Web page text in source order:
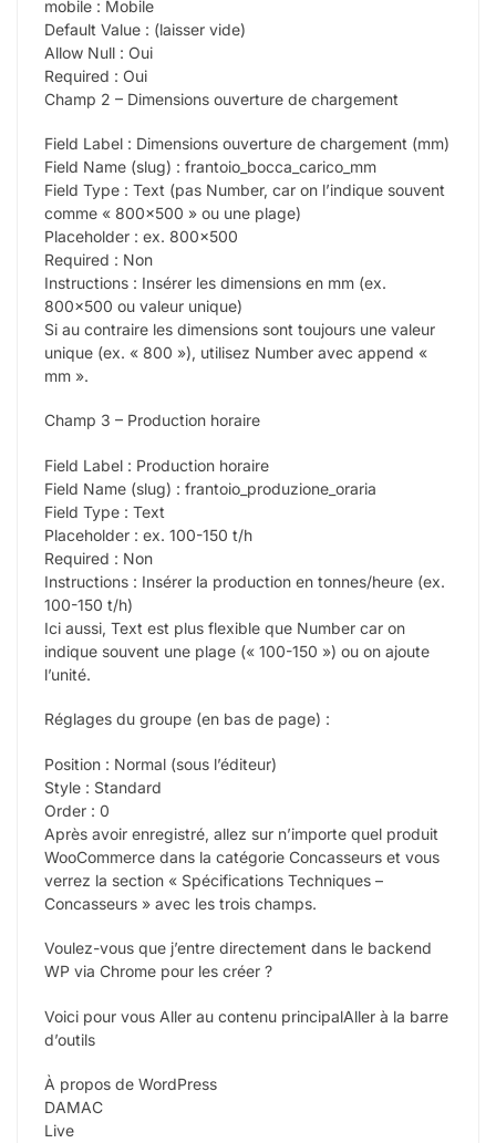
mobile : Mobile
Default Value : (laisser vide)
Allow Null : Oui
Required : Oui
Champ 2 – Dimensions ouverture de chargement
Field Label : Dimensions ouverture de chargement (mm)
Field Name (slug) : frantoio_bocca_carico_mm
Field Type : Text (pas Number, car on l’indique souvent
comme « 800×500 » ou une plage)
Placeholder : ex. 800×500
Required : Non
Instructions : Insérer les dimensions en mm (ex.
800×500 ou valeur unique)
Si au contraire les dimensions sont toujours une valeur
unique (ex. « 800 »), utilisez Number avec append «
mm ».
Champ 3 – Production horaire
Field Label : Production horaire
Field Name (slug) : frantoio_produzione_oraria
Field Type : Text
Placeholder : ex. 100-150 t/h
Required : Non
Instructions : Insérer la production en tonnes/heure (ex.
100-150 t/h)
Ici aussi, Text est plus flexible que Number car on
indique souvent une plage (« 100-150 ») ou on ajoute
l’unité.
Réglages du groupe (en bas de page) :
Position : Normal (sous l’éditeur)
Style : Standard
Order : 0
Après avoir enregistré, allez sur n’importe quel produit
WooCommerce dans la catégorie Concasseurs et vous
verrez la section « Spécifications Techniques –
Concasseurs » avec les trois champs.
Voulez-vous que j’entre directement dans le backend
WP via Chrome pour les créer ?
Voici pour vous Aller au contenu principalAller à la barre
d’outils
À propos de WordPress
DAMAC
Live